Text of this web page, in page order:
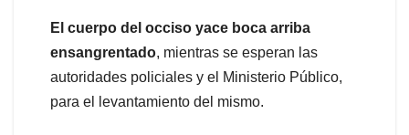
El cuerpo del occiso yace boca arriba
ensangrentado, mientras se esperan las
autoridades policiales y el Ministerio Público,
para el levantamiento del mismo.